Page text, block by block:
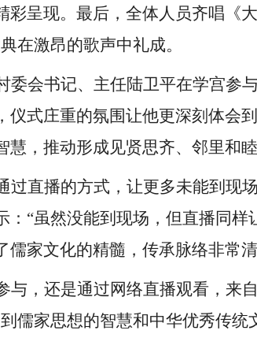
彩呈现。最后，全体人员齐唱《大
激昂的歌声中礼成。
委会书记、主任陆卫平在学宫参
仪式庄重的氛围让他更深刻体会到
慧，推动形成见贤思齐、邻里和
过直播的方式，让更多未能到现
： “虽然没能到现场，但直播同
儒家文化的精髓，传承脉络非常
与，还是通过网络直播观看，来
儒家思想的智慧和中华优秀传统